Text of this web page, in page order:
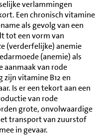
verlammingen
Een chronisch vitamine
als gevolg van een
tot een vorm van
(verderfelijke) anemie
(anemie) als
aanmaak van rode
vitamine B12 en
Is er een tekort aan een
van rode
grote, onvolwaardige
transport van zuurstof
in gevaar.